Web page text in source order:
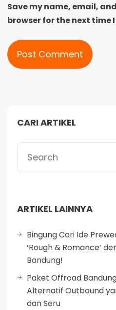
Save my name, email,
browser for the next time
CARI ARTIKEL
ARTIKEL LAINNYA
Bingung Cari Ide
‘Rough & Romance’
Bandung!
Paket Offroad
Alternatif Outbound
dan Seru